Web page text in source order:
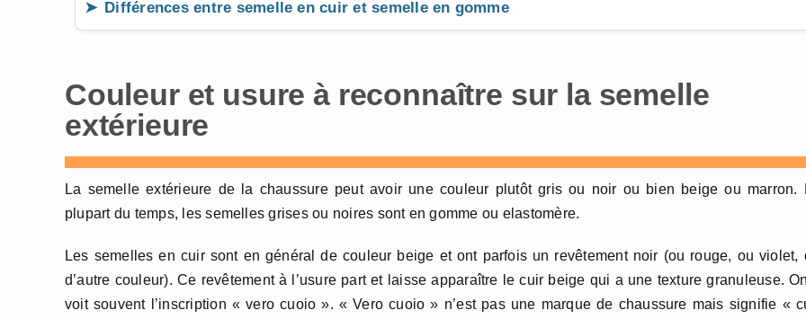
Différences entre semelle en cuir et semelle en gomme
Couleur et usure à reconnaître sur la semelle
extérieure
La semelle extérieure de la chaussure peut avoir une couleur plutôt gris ou noir ou bien beige ou marron.
plupart du temps, les semelles grises ou noires sont en gomme ou elastomère.
Les semelles en cuir sont en général de couleur beige et ont parfois un revêtement noir (ou rouge, ou violet,
d’autre couleur). Ce revêtement à l’usure part et laisse apparaître le cuir beige qui a une texture granuleuse.
voit souvent l’inscription « vero cuoio ». « Vero cuoio » n’est pas une marque de chaussure mais signifie «